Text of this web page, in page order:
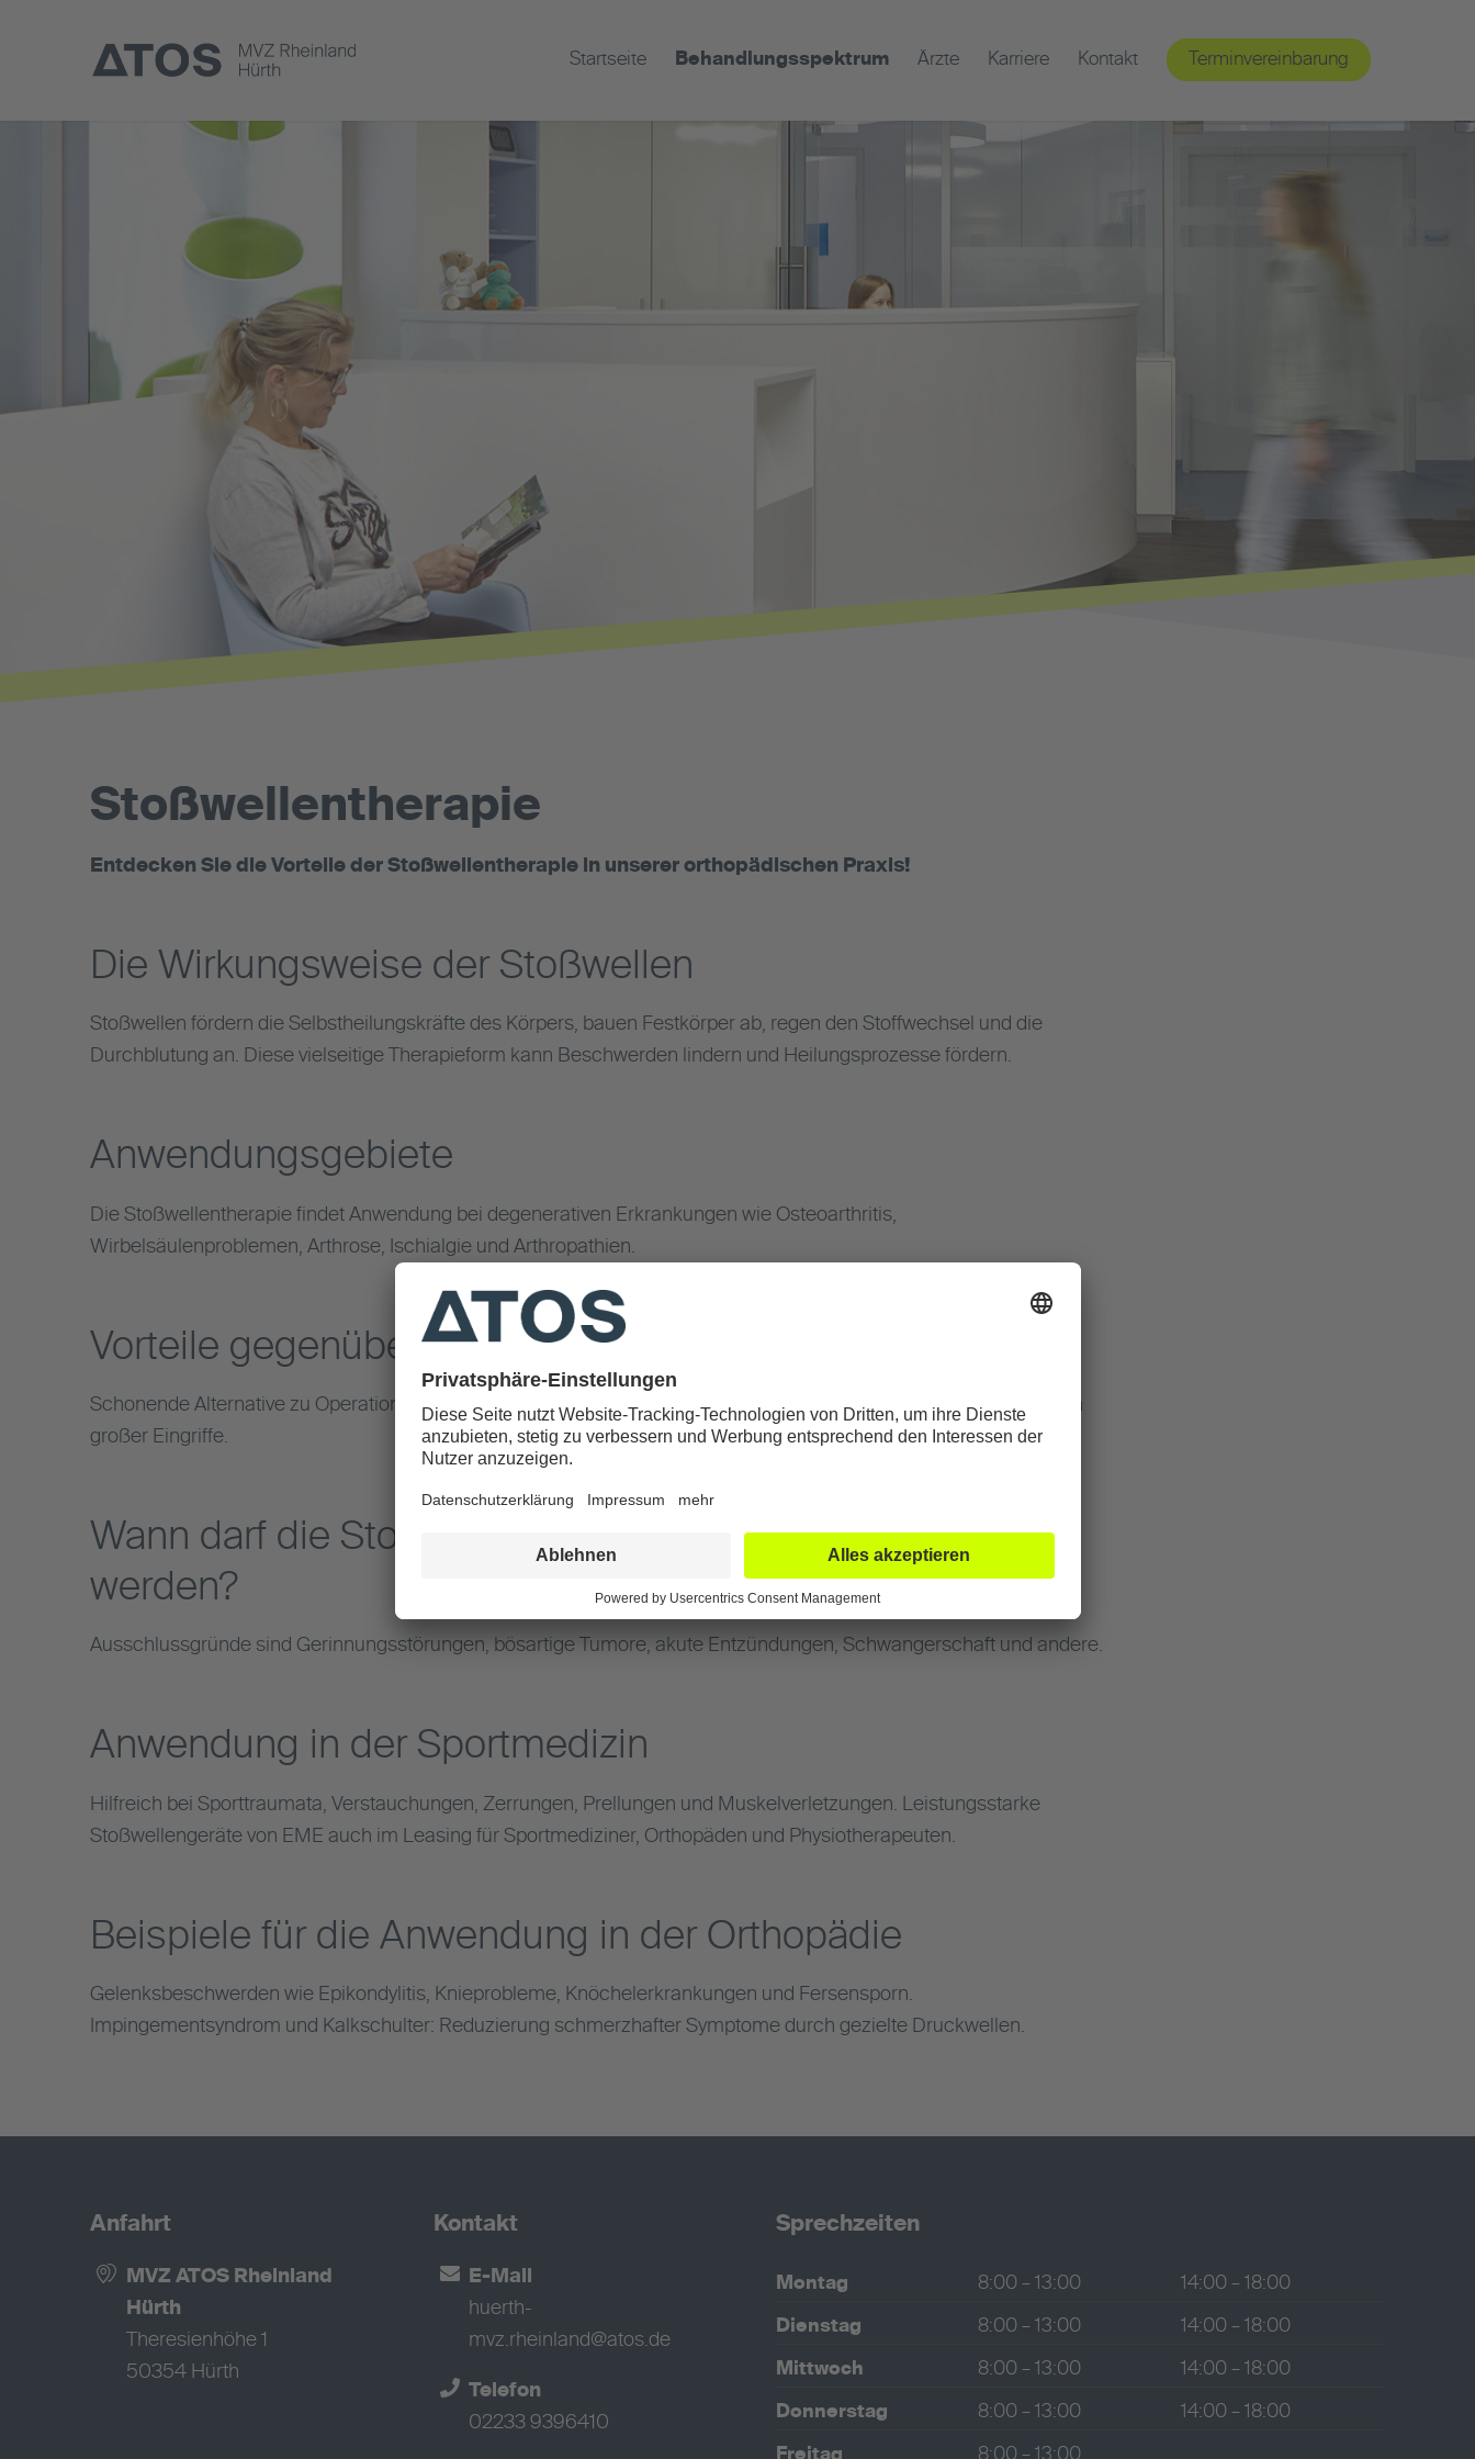
Startseite Behandlungsspektrum Ärzte Karriere Kontakt Terminvereinbarung
Stoßwellentherapie
Entdecken Sie die Vorteile der Stoßwellentherapie in unserer orthopädischen Praxis!
Die Wirkungsweise der Stoßwellen
Stoßwellen fördern die Selbstheilungskräfte des Körpers, bauen Festkörper ab, regen den Stoffwechsel und die
Durchblutung an. Diese vielseitige Therapieform kann Beschwerden lindern und Heilungsprozesse fördern.
Anwendungsgebiete
Die Stoßwellentherapie findet Anwendung bei degenerativen Erkrankungen wie Osteoarthritis,
Wirbelsäulenproblemen, Arthrose, Ischialgie und Arthropathien.
Vorteile gegenüber konventionellen Verfahren
Schonende Alternative zu Operationen und Medikamenten, mobilisiert die Selbstheilungskräfte und umgeht Risiken
großer Eingriffe.
Wann darf die Stoßwellentherapie nicht angewendet
werden?
Ausschlussgründe sind Gerinnungsstörungen, bösartige Tumore, akute Entzündungen, Schwangerschaft und andere.
Anwendung in der Sportmedizin
Hilfreich bei Sporttraumata, Verstauchungen, Zerrungen, Prellungen und Muskelverletzungen. Leistungsstarke
Stoßwellengeräte von EME auch im Leasing für Sportmediziner, Orthopäden und Physiotherapeuten.
Beispiele für die Anwendung in der Orthopädie
Gelenksbeschwerden wie Epikondylitis, Knieprobleme, Knöchelerkrankungen und Fersensporn.
Impingementsyndrom und Kalkschulter: Reduzierung schmerzhafter Symptome durch gezielte Druckwellen.
Anfahrt
MVZ ATOS Rheinland
Hürth
Theresienhöhe 1
50354 Hürth
Kontakt
E-Mail
huerth-
mvz.rheinland@atos.de
Telefon
02233 9396410
Sprechzeiten
Montag 8:00 – 13:00 14:00 – 18:00
Dienstag 8:00 – 13:00 14:00 – 18:00
Mittwoch 8:00 – 13:00 14:00 – 18:00
Donnerstag 8:00 – 13:00 14:00 – 18:00